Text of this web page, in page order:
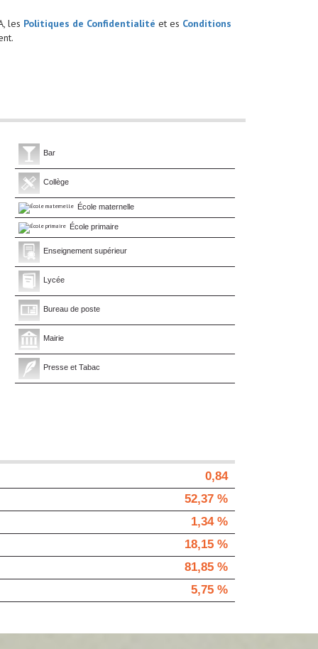
les Politiques de Confidentialité et es Conditions
Bar
Collège
École maternelle
École primaire
Enseignement supérieur
Lycée
Bureau de poste
Mairie
Presse et Tabac
0,84
52,37 %
1,34 %
18,15 %
81,85 %
5,75 %